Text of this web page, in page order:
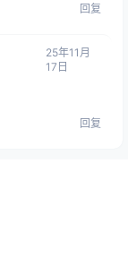
回复
25年11月
17日
回复